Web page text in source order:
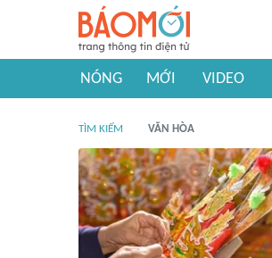
NÓNG MỚI VIDEO
TÌM KIẾM VĂN HÒA